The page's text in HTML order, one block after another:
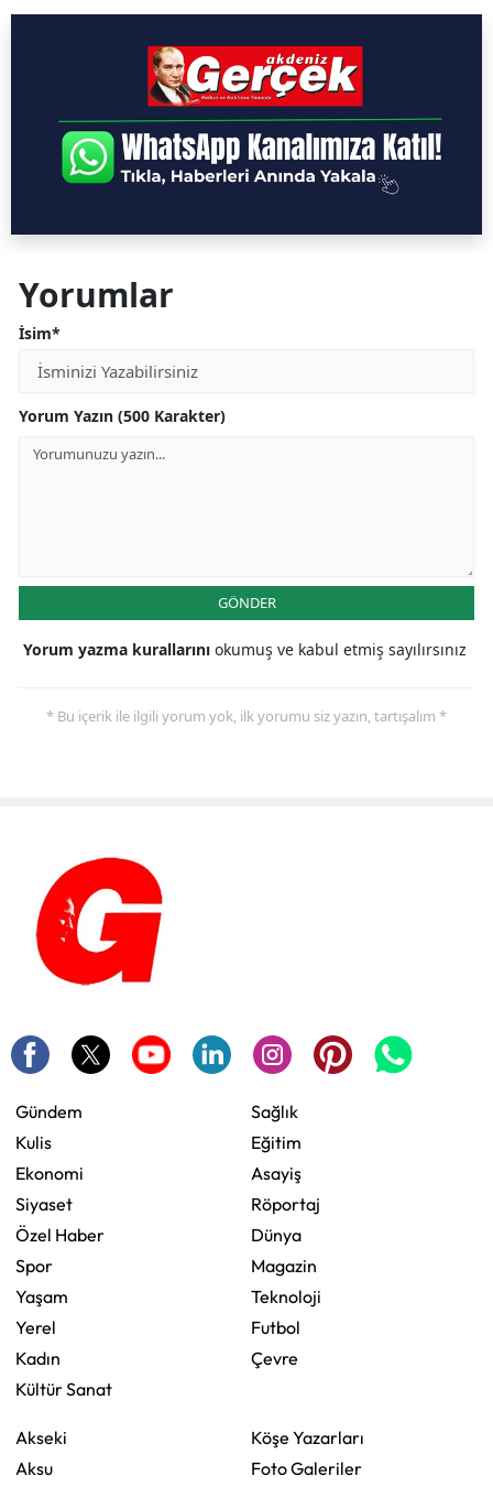
Yorumlar
İsim*
Yorum Yazın (500 Karakter)
GÖNDER
Yorum yazma kurallarını okumuş ve kabul etmiş sayılırsınız
* Bu içerik ile ilgili yorum yok, ilk yorumu siz yazın, tartışalım *
Gündem
Kulis
Ekonomi
Siyaset
Özel Haber
Spor
Yaşam
Yerel
Kadın
Kültür Sanat
Sağlık
Eğitim
Asayiş
Röportaj
Dünya
Magazin
Teknoloji
Futbol
Çevre
Akseki
Aksu
Köşe Yazarları
Foto Galeriler